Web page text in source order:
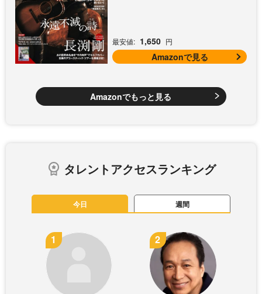
最安値: 1,650 円
Amazonで見る
Amazonでもっと見る
タレントアクセスランキング
今日 週間